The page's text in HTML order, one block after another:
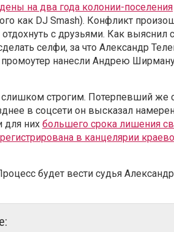
на два года колонии-поселения
как DJ Smash). Конфликт
с друзьями. Как выяснил
селфи, за что Александр
промоутер нанесли Андрею
строгим. Потерпевший же
в соцсети он высказал
для них большего срока лишения
в канцелярии
будет вести судья